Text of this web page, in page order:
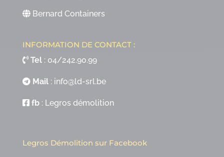
Bernard Containers
INFORMATION DE CONTACT :
Tel: 04/242.90.99
Mail: info@ld-srl.be
fb: Legros démolition
Legros Démolition sur Facebook